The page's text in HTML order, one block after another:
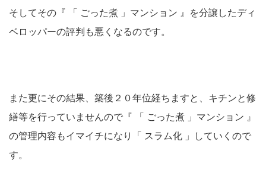
そしてその『 「 ごった煮 」マンション 』を分譲したディ
ベロッパーの評判も悪くなるのです。
また更にその結果、築後２０年位経ちますと、キチンと修
繕等を行っていませんので『 「 ごった煮 」マンション 』
の管理内容もイマイチになり「 スラム化 」していくので
す。